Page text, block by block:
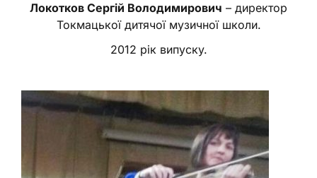
Локотков Сергій Володимирович – директор
Токмацької дитячої музичної школи.
2012 рік випуску.